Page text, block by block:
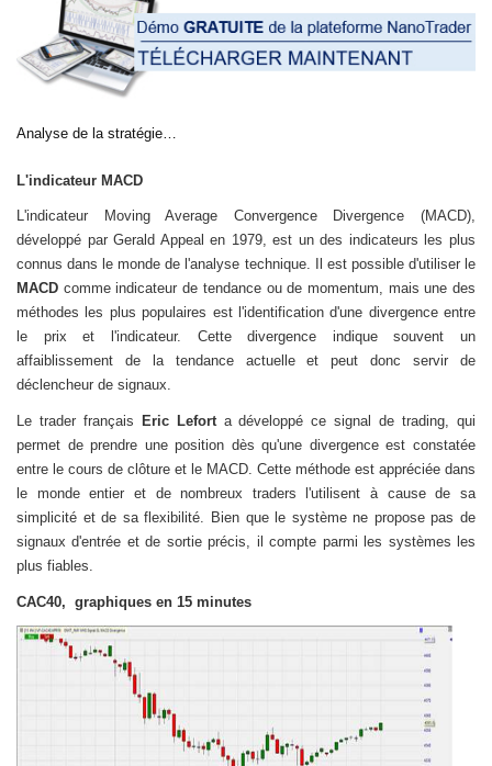
Analyse de la stratégie…
L'indicateur MACD
L'indicateur Moving Average Convergence Divergence (MACD),
développé par Gerald Appeal en 1979, est un des indicateurs les plus
connus dans le monde de l'analyse technique. Il est possible d'utiliser le
MACD comme indicateur de tendance ou de momentum, mais une des
méthodes les plus populaires est l'identification d'une divergence entre
le prix et l'indicateur. Cette divergence indique souvent un
affaiblissement de la tendance actuelle et peut donc servir de
déclencheur de signaux.
Le trader français Eric Leforta développé ce signal de trading, qui
permet de prendre une position dès qu'une divergence est constatée
entre le cours de clôture et le MACD. Cette méthode est appréciée dans
le monde entier et de nombreux traders l'utilisent à cause de sa
simplicité et de sa flexibilité. Bien que le système ne propose pas de
signaux d'entrée et de sortie précis, il compte parmi les systèmes les
plus fiables.
CAC40, graphiques en 15 minutes